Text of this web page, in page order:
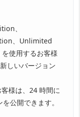
、
、Unlimited
使用するお客様
しいバージョン
様は、24 時間に
公開できます。